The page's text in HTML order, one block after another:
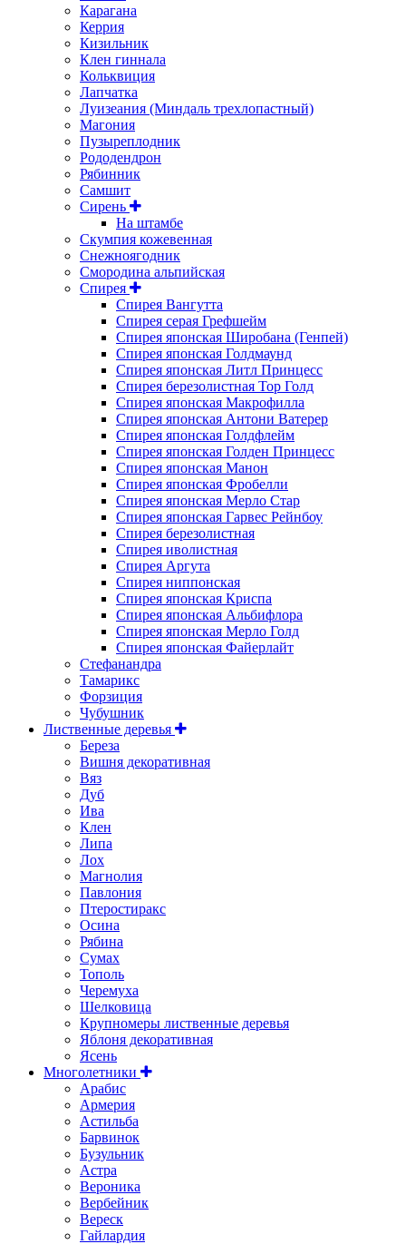
Карагана
Керрия
Кизильник
Клен гиннала
Кольквиция
Лапчатка
Луизеания (Миндаль трехлопастный)
Магония
Пузыреплодник
Рододендрон
Рябинник
Самшит
Сирень
На штамбе
Скумпия кожевенная
Снежноягодник
Смородина альпийская
Спирея
Спирея Вангутта
Спирея серая Грефшейм
Спирея японская Широбана (Генпей)
Спирея японская Голдмаунд
Спирея японская Литл Принцесс
Спирея березолистная Тор Голд
Спирея японская Макрофилла
Спирея японская Антони Ватерер
Спирея японская Голдфлейм
Спирея японская Голден Принцесс
Спирея японская Манон
Спирея японская Фробелли
Спирея японская Мерло Стар
Спирея японская Гарвес Рейнбоу
Спирея березолистная
Спирея иволистная
Спирея Аргута
Спирея ниппонская
Спирея японская Криспа
Спирея японская Альбифлора
Спирея японская Мерло Голд
Спирея японская Файерлайт
Стефанандра
Тамарикс
Форзиция
Чубушник
Лиственные деревья
Береза
Вишня декоративная
Вяз
Дуб
Ива
Клен
Липа
Лох
Магнолия
Павлония
Птеростиракс
Осина
Рябина
Сумах
Тополь
Черемуха
Шелковица
Крупномеры лиственные деревья
Яблоня декоративная
Ясень
Многолетники
Арабис
Армерия
Астильбa
Барвинок
Бузульник
Астра
Вероника
Вербейник
Вереск
Гайлардия